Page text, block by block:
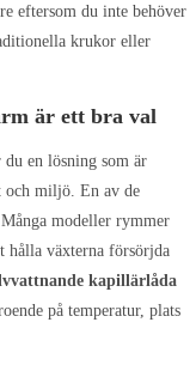
eftersom du inte behöver
krukor eller
är ett bra val
du en lösning som är
och miljö. En av de
modeller rymmer
växterna försörjda
kapillärlåda
på temperatur, plats